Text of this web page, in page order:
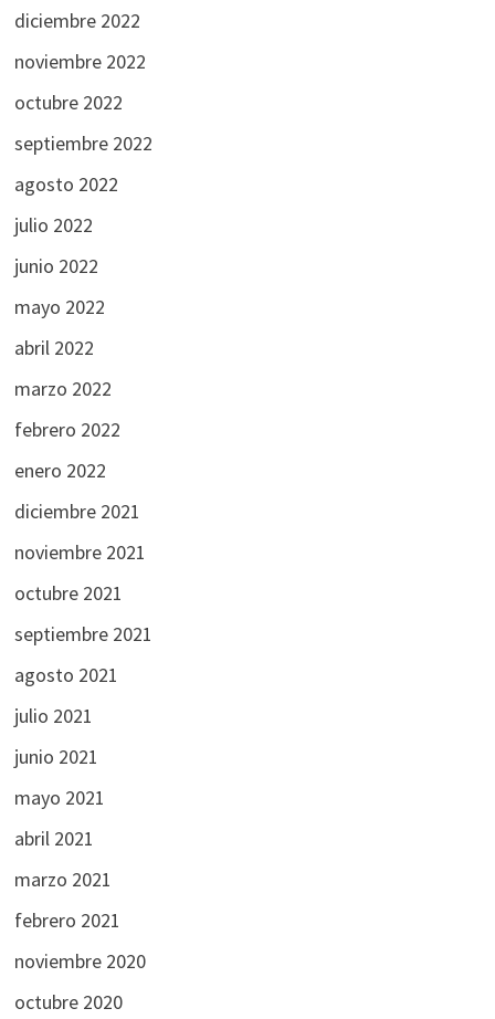
diciembre 2022
noviembre 2022
octubre 2022
septiembre 2022
agosto 2022
julio 2022
junio 2022
mayo 2022
abril 2022
marzo 2022
febrero 2022
enero 2022
diciembre 2021
noviembre 2021
octubre 2021
septiembre 2021
agosto 2021
julio 2021
junio 2021
mayo 2021
abril 2021
marzo 2021
febrero 2021
noviembre 2020
octubre 2020